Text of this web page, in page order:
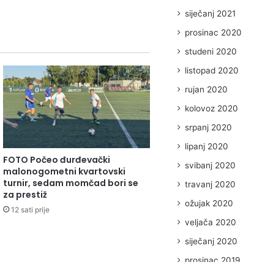
FOTO Počeo đurđevački
malonogometni kvartovski
turnir, sedam momčad bori se
za prestiž
12 sati prije
siječanj 2021
prosinac 2020
studeni 2020
listopad 2020
rujan 2020
kolovoz 2020
srpanj 2020
lipanj 2020
svibanj 2020
travanj 2020
ožujak 2020
veljača 2020
siječanj 2020